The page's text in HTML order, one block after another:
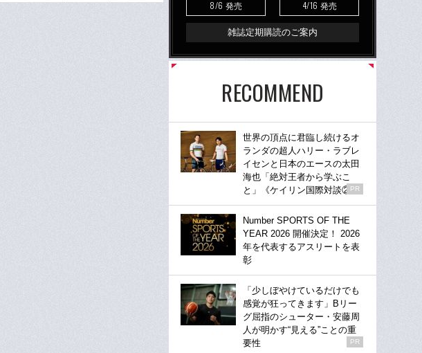
8/6 発売 4/16 発売
雑誌定期購読のご案内
RECOMMEND
世界の頂点に君臨し続けるオ
ランダの超人ハリー・ラブレ
イセンと日本のエースの太田
海也「絶対王者から学ぶこ
と」《ケイリン国際対談②》
PR
Number SPORTS OF THE
YEAR 2026 開催決定！ 2026
年を代表するアスリートを表
彰
「少しぼやけているだけでも
感覚が狂ってきます」Bリー
グ屈指のシューター・安藤周
人が明かす“見える”ことの重
要性
PR